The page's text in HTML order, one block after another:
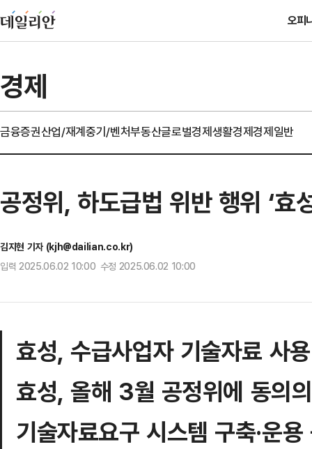
오피
경제
금융증권산업/재계중기/벤처부동산글로벌경제생활경제경제일반
공정위, 하도급법 위반 행위 ‘효
김지현 기자 (kjh@dailian.co.kr)
입력 2025.06.02 10:00 수정 2025.06.02 10:00
효성, 수급사업자 기술자료 사
효성, 올해 3월 공정위에 동의
기술자료요구 시스템 구축·운